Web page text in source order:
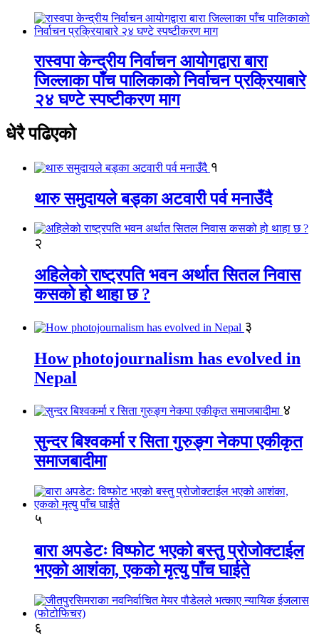
रास्वपा केन्द्रीय निर्वाचन आयोगद्वारा बारा
जिल्लाका पाँच पालिकाको निर्वाचन प्रक्रियाबारे
२४ घण्टे स्पष्टीकरण माग
धेरै पढिएको
१
थारु समुदायले बड्का अटवारी पर्व मनाउँदै
२
अहिलेको राष्ट्रपति भवन अर्थात सितल निवास
कसको हो थाहा छ ?
३
How photojournalism has evolved in
Nepal
४
सुन्दर बिश्वकर्मा र सिता गुरुङ्ग नेकपा एकीकृत
समाजबादीमा
५
बारा अपडेटः विष्फोट भएको बस्तु प्रोजोक्टाईल
भएको आशंका, एकको मृत्यु पाँच घाईते
६